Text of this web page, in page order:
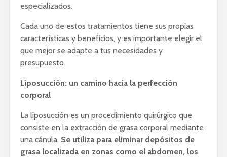
especializados.
Cada uno de estos tratamientos tiene sus propias
características y beneficios, y es importante elegir el
que mejor se adapte a tus necesidades y
presupuesto.
Liposucción: un camino hacia la perfección
corporal
La liposucción es un procedimiento quirúrgico que
consiste en la extracción de grasa corporal mediante
una cánula. Se utiliza para eliminar depósitos de
grasa localizada en zonas como el abdomen, los